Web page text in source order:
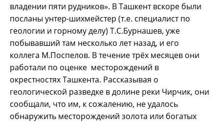
владении пяти рудников». В Ташкент вскоре были
посланы унтер-шихмейстер (т.е. специалист по
геологии и горному делу) Т.С.Бурнашев, уже
побывавший там несколько лет назад, и его
коллега М.Поспелов. В течение трёх месяцев они
работали по оценке месторождений в
окрестностях Ташкента. Рассказывая о
геологической разведке в долине реки Чирчик, они
сообщали, что им, к сожалению, не удалось
обнаружить месторождений золота или богатых